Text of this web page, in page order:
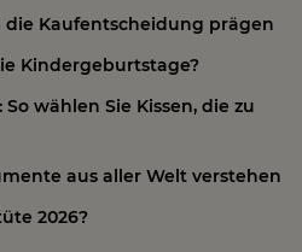
Kaufentscheidung prägen
Kindergeburtstage?
wählen Sie Kissen, die zu
aus aller Welt verstehen
2026?